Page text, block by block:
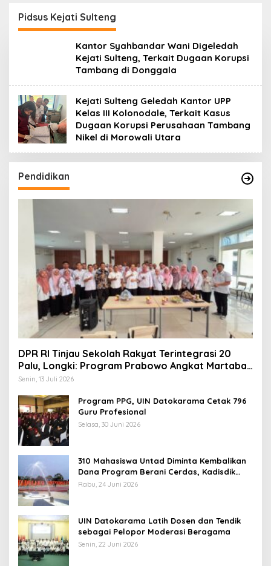
Pidsus Kejati Sulteng
Kantor Syahbandar Wani Digeledah
Kejati Sulteng, Terkait Dugaan Korupsi
Tambang di Donggala
Kejati Sulteng Geledah Kantor UPP
Kelas III Kolonodale, Terkait Kasus
Dugaan Korupsi Perusahaan Tambang
Nikel di Morowali Utara
Pendidikan
DPR RI Tinjau Sekolah Rakyat Terintegrasi 20
Palu, Longki: Program Prabowo Angkat Martabat
Anak Miskin
Senin, 13 Juli 2026
Program PPG, UIN Datokarama Cetak 796
Guru Profesional
Selasa, 30 Juni 2026
310 Mahasiswa Untad Diminta Kembalikan
Dana Program Berani Cerdas, Kadisdik
Sulteng: Tidak Boleh Terima Beasiswa
Rabu, 24 Juni 2026
UIN Datokarama Latih Dosen dan Tendik
sebagai Pelopor Moderasi Beragama
Senin, 22 Juni 2026